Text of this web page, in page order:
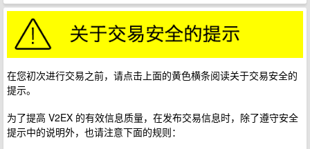
在您初次进行交易之前，请点击上面的黄色横条阅读关于交易安全的
提示。
为了提高 V2EX 的有效信息质量，在发布交易信息时，除了遵守安全
提示中的说明外，也请注意下面的规则：